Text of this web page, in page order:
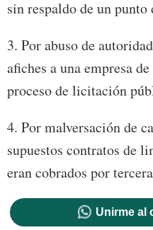
sin respaldo de un punto
3. Por abuso de
afiches a una empresa
proceso de licitación
4. Por malversación de
supuestos contratos de
eran cobrados por
Unirme al